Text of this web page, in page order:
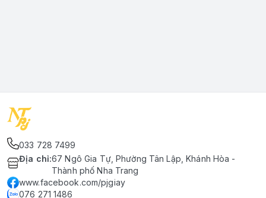
033 728 7499
Địa chỉ:67 Ngô Gia Tự, Phường Tân Lập, Khánh Hòa -
Thành phố Nha Trang
www.facebook.com/pjgiay
076 271 1486